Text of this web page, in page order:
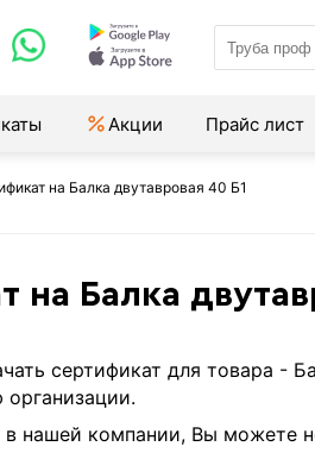
Акции Прайс лист
на Балка двутавровая 40 Б1
на Балка
сертификат для товара -
организации.
нашей компании, Вы можете